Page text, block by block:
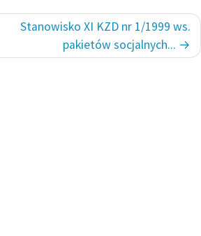
Stanowisko XI KZD nr 1/1999 ws.
pakietów socjalnych...